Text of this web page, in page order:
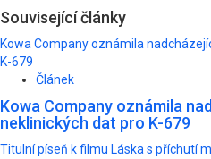
Související články
Kowa Company oznámila
K-679
Článek
Kowa Company oznámila
neklinických dat pro K-679
Titulní píseň k filmu Láska s příchutí